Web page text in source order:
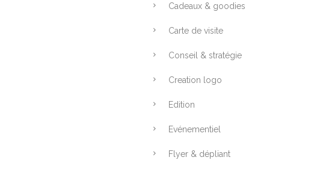
Cadeaux & goodies
Carte de visite
Conseil & stratégie
Creation logo
Edition
Evénementiel
Flyer & dépliant